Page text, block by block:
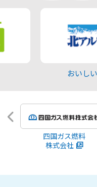
おいし
四国ガス燃料
株式会社